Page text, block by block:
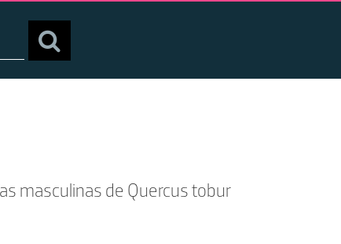
masculinas de Quercus tobur